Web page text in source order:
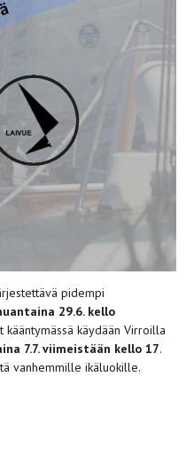
pidempi
29.6. kello
kääntymässä käydään Virroilla
7.7. viimeistään kello 17.
vanhemmille ikäluokille.